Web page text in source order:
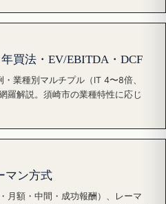
買法・EV/EBITDA・DCF
業種別マルチプル（IT 4〜8倍、
羅解説。須崎市の業種特性に応じ
マン方式
月額・中間・成功報酬）、レーマ